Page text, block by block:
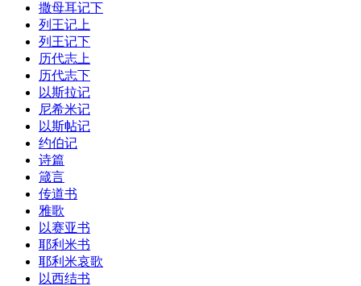
撒母耳记下
列王记上
列王记下
历代志上
历代志下
以斯拉记
尼希米记
以斯帖记
约伯记
诗篇
箴言
传道书
雅歌
以赛亚书
耶利米书
耶利米哀歌
以西结书